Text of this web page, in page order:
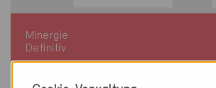
Minergie
Definitiv